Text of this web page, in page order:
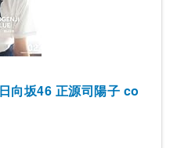
向坂46 正源司陽子 co